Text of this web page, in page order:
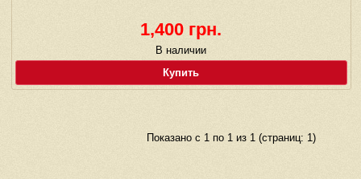
1,400 грн.
В наличии
Купить
Показано с 1 по 1 из 1 (страниц: 1)